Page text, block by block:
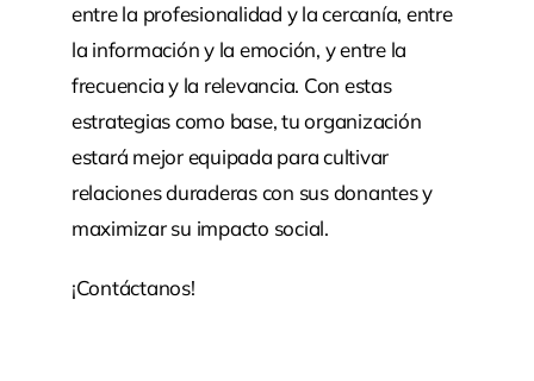
entre la profesionalidad y la cercanía, entre
la información y la emoción, y entre la
frecuencia y la relevancia. Con estas
estrategias como base, tu organización
estará mejor equipada para cultivar
relaciones duraderas con sus donantes y
maximizar su impacto social.
¡Contáctanos!